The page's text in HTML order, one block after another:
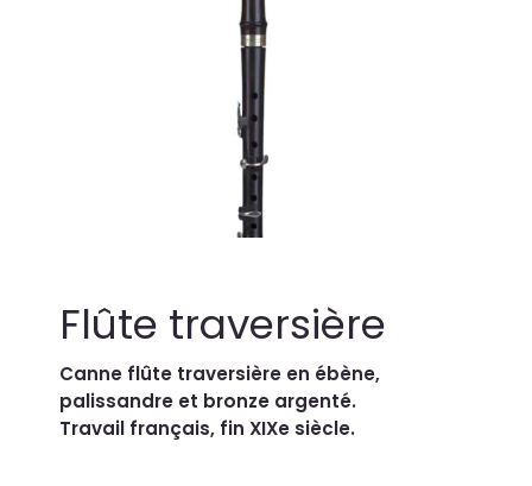
Flûte traversière
Canne flûte traversière en ébène,
palissandre et bronze argenté.
Travail français, fin XIXe siècle.